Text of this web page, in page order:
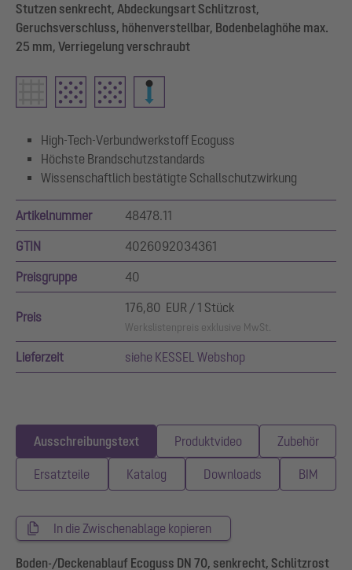
Stutzen senkrecht, Abdeckungsart Schlitzrost,
Geruchsverschluss, höhenverstellbar, Bodenbelaghöhe max.
25 mm, Verriegelung verschraubt
High-Tech-Verbundwerkstoff Ecoguss
Höchste Brandschutzstandards
Wissenschaftlich bestätigte Schallschutzwirkung
Artikelnummer 48478.11
GTIN 4026092034361
Preisgruppe 40
Preis
176,80 EUR / 1 Stück
Werkslistenpreis exklusive MwSt.
Lieferzeit siehe KESSEL Webshop
Ausschreibungstext Produktvideo Zubehör
Ersatzteile Katalog Downloads BIM
In die Zwischenablage kopieren
Boden-/Deckenablauf Ecoguss DN 70, senkrecht, Schlitzrost